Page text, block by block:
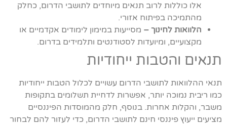
אלו כוללות לרוב תנאים מיוחדים לתושבי הדרום, כחלק
מהתמיכה בפיתוח אזורי.
הלוואות לחינוך – מסייעות במימון לימודים אקדמיים או
מקצועיים, ומיועדות לסטודנטים ותלמידים בדרום.
תנאים והטבות ייחודיות
תנאי ההלוואות לתושבי הדרום עשויים לכלול הטבות ייחודיות
כמו ריבית נמוכה יותר, אפשרות לדחיית תשלומים בתקופות
משבר, והקלות אחרות. בנוסף, חלק מהמוסדות הפיננסיים
מציעים ייעוץ פיננסי חינם לתושבי הדרום, כדי לעזור להם לבחור